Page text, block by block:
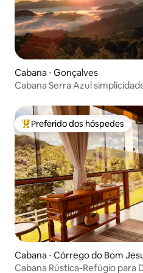
Cabana ⋅ Gonçalves
Cabana Serra Azul
Entre os melhores preferidos
Preferido dos hóspedes
Cabana ⋅ Córrego do Bom
Cabana Rústica-Refúgio para